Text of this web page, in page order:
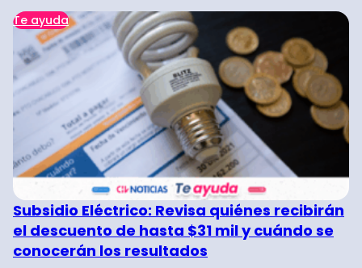
Te ayuda
Subsidio Eléctrico: Revisa quiénes recibirán
el descuento de hasta $31 mil y cuándo se
conocerán los resultados